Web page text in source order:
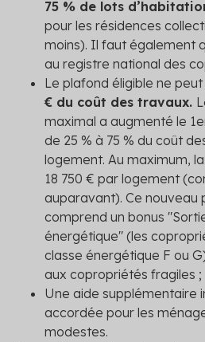
75 % de lots
pour les résidences
moins). Il faut également
au registre national des
Le plafond éligible ne
€ du coût des travaux.
maximal a augmenté le 1
de 25 % à 75 % du coût
logement. Au maximum,
18 750 € par logement
auparavant). Ce nouveau
comprend un bonus
énergétique" (les
classe énergétique F ou
aux copropriétés fragiles ;
Une aide supplémentaire
accordée pour les
modestes.